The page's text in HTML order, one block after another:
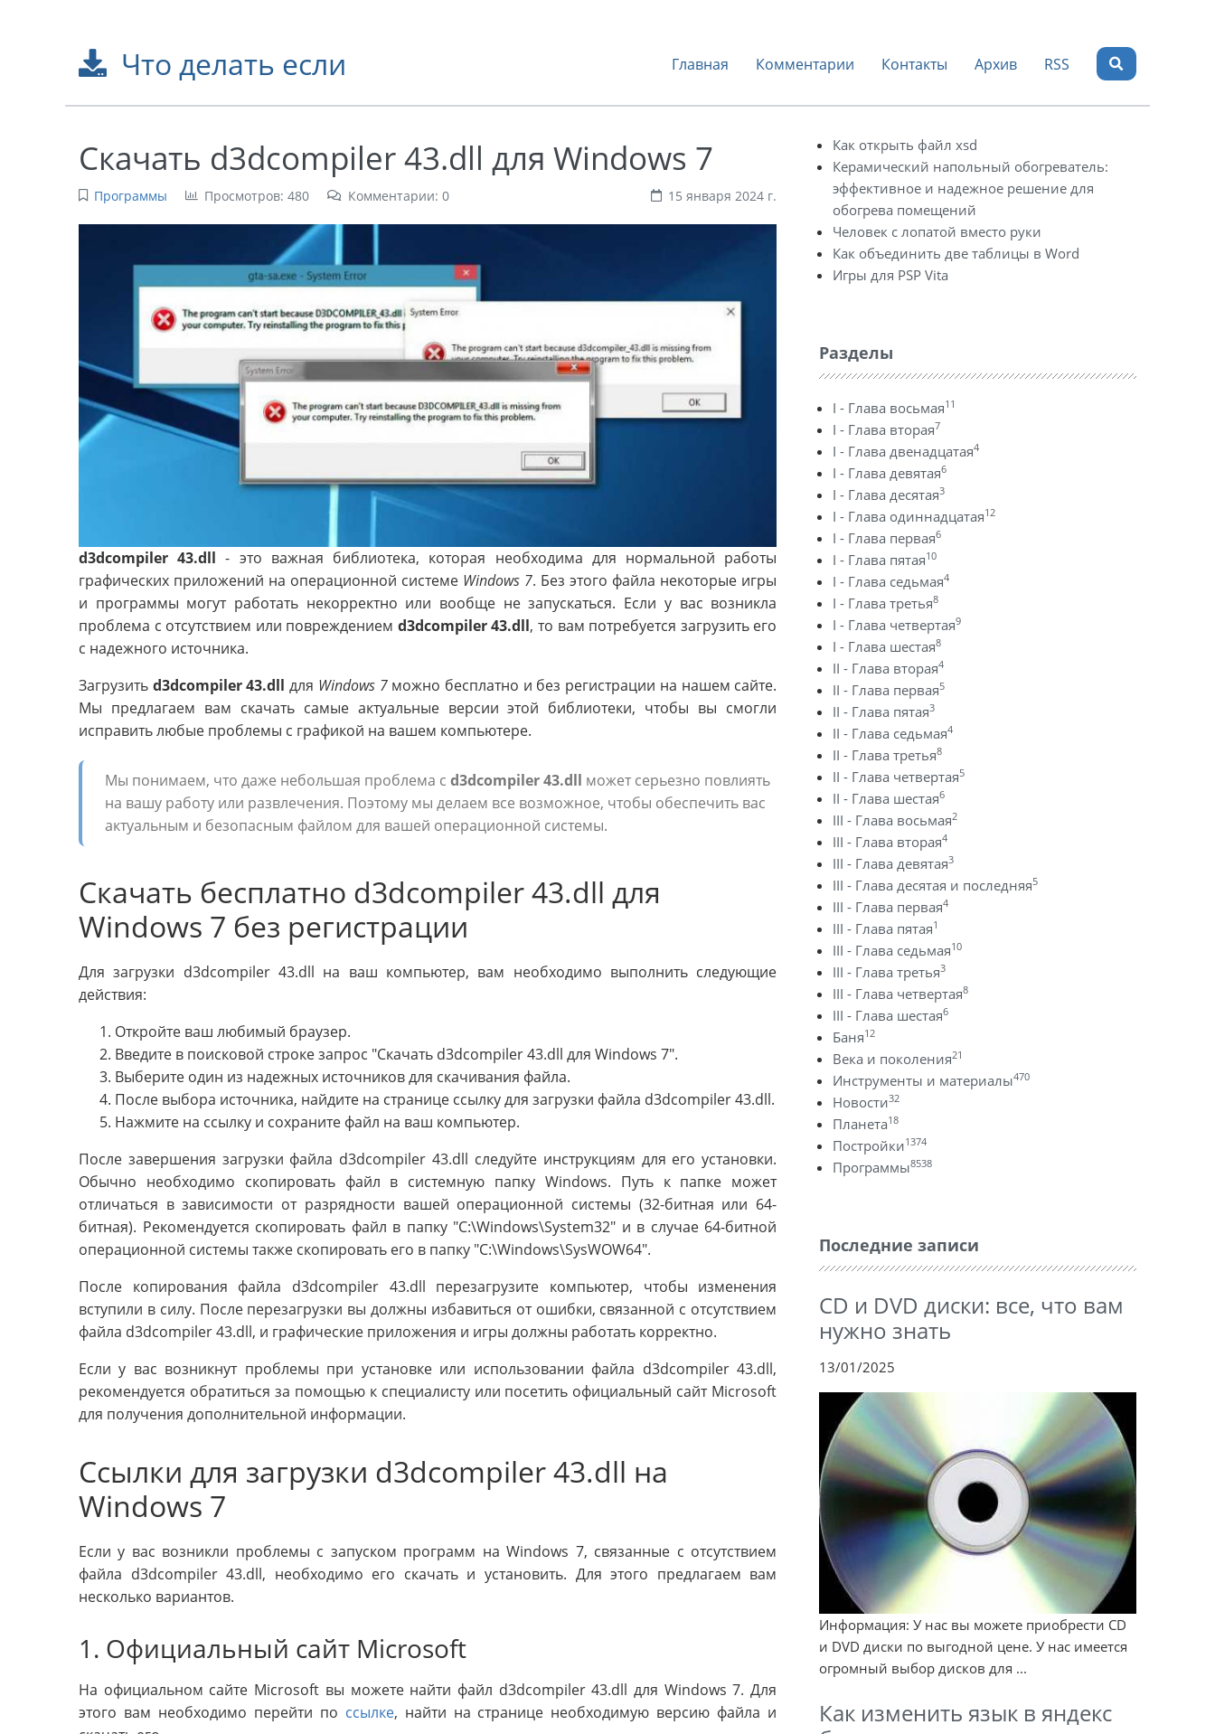
Что делать если Главная Комментарии Контакты Архив RSS
Скачать d3dcompiler 43.dll для Windows 7
Программы Просмотров: 480 Комментарии: 0 15 января 2024 г.
d3dcompiler 43.dll - это важная библиотека, которая необходима для нормальной работы
графических приложений на операционной системе Windows 7. Без этого файла некоторые игры
и программы могут работать некорректно или вообще не запускаться. Если у вас возникла
проблема с отсутствием или повреждением d3dcompiler 43.dll, то вам потребуется загрузить его
с надежного источника.
Загрузить d3dcompiler 43.dll для Windows 7можно бесплатно и без регистрации на нашем сайте.
Мы предлагаем вам скачать самые актуальные версии этой библиотеки, чтобы вы смогли
исправить любые проблемы с графикой на вашем компьютере.
Мы понимаем, что даже небольшая проблема с d3dcompiler 43.dll может серьезно повлиять
на вашу работу или развлечения. Поэтому мы делаем все возможное, чтобы обеспечить вас
актуальным и безопасным файлом для вашей операционной системы.
Скачать бесплатно d3dcompiler 43.dll для
Windows 7 без регистрации
Для загрузки d3dcompiler 43.dll на ваш компьютер, вам необходимо выполнить следующие
действия:
Откройте ваш любимый браузер.
Введите в поисковой строке запрос "Скачать d3dcompiler 43.dll для Windows 7".
Выберите один из надежных источников для скачивания файла.
После выбора источника, найдите на странице ссылку для загрузки файла d3dcompiler 43.dll.
Нажмите на ссылку и сохраните файл на ваш компьютер.
После завершения загрузки файла d3dcompiler 43.dll следуйте инструкциям для его установки.
Обычно необходимо скопировать файл в системную папку Windows. Путь к папке может
отличаться в зависимости от разрядности вашей операционной системы (32-битная или 64-
битная). Рекомендуется скопировать файл в папку "C:\Windows\System32" и в случае 64-битной
операционной системы также скопировать его в папку "C:\Windows\SysWOW64".
После копирования файла d3dcompiler 43.dll перезагрузите компьютер, чтобы изменения
вступили в силу. После перезагрузки вы должны избавиться от ошибки, связанной с отсутствием
файла d3dcompiler 43.dll, и графические приложения и игры должны работать корректно.
Если у вас возникнут проблемы при установке или использовании файла d3dcompiler 43.dll,
рекомендуется обратиться за помощью к специалисту или посетить официальный сайт Microsoft
для получения дополнительной информации.
Ссылки для загрузки d3dcompiler 43.dll на
Windows 7
Если у вас возникли проблемы с запуском программ на Windows 7, связанные с отсутствием
файла d3dcompiler 43.dll, необходимо его скачать и установить. Для этого предлагаем вам
несколько вариантов.
1. Официальный сайт Microsoft
На официальном сайте Microsoft вы можете найти файл d3dcompiler 43.dll для Windows 7. Для
этого вам необходимо перейти по ссылке, найти на странице необходимую версию файла и
Как открыть файл xsd
Керамический напольный обогреватель:
эффективное и надежное решение для
обогрева помещений
Человек с лопатой вместо руки
Как объединить две таблицы в Word
Игры для PSP Vita
Разделы
I - Глава восьмая11
I - Глава вторая7
I - Глава двенадцатая4
I - Глава девятая6
I - Глава десятая3
I - Глава одиннадцатая12
I - Глава первая6
I - Глава пятая10
I - Глава седьмая4
I - Глава третья8
I - Глава четвертая9
I - Глава шестая8
II - Глава вторая4
II - Глава первая5
II - Глава пятая3
II - Глава седьмая4
II - Глава третья8
II - Глава четвертая5
II - Глава шестая6
III - Глава восьмая2
III - Глава вторая4
III - Глава девятая3
III - Глава десятая и последняя5
III - Глава первая4
III - Глава пятая1
III - Глава седьмая10
III - Глава третья3
III - Глава четвертая8
III - Глава шестая6
Баня12
Века и поколения21
Инструменты и материалы470
Новости32
Планета18
Постройки1374
Программы8538
Последние записи
CD и DVD диски: все, что вам
нужно знать
13/01/2025
Информация: У нас вы можете приобрести CD
и DVD диски по выгодной цене. У нас имеется
огромный выбор дисков для ...
Как изменить язык в яндекс